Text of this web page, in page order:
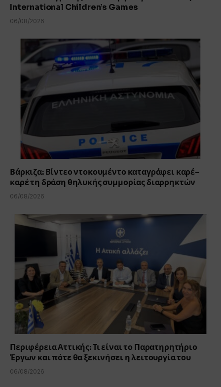
International Children’s Games
06/08/2026
Βάρκιζα: Βίντεο ντοκουμέντο καταγράφει καρέ-
καρέ τη δράση θηλυκής συμμορίας διαρρηκτών
06/08/2026
Περιφέρεια Αττικής: Τι είναι το Παρατηρητήριο
Έργων και πότε θα ξεκινήσει η λειτουργία του
06/08/2026